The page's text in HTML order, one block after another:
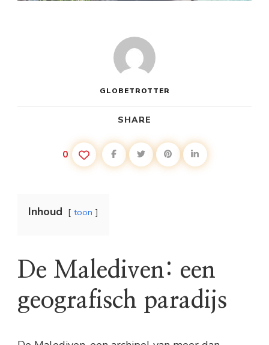
GLOBETROTTER
SHARE
0
Inhoud toon
De Malediven: een
geografisch paradijs